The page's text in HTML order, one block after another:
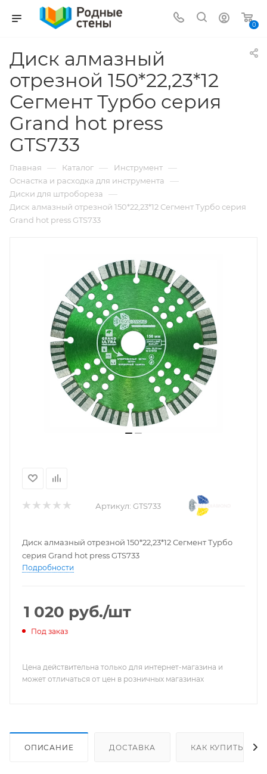
0
Диск алмазный
отрезной 150*22,23*12
Сегмент Турбо серия
Grand hot press
GTS733
Главная — Каталог — Инструмент —
Оснастка и расходка для инструмента —
Диски для штробореза —
Диск алмазный отрезной 150*22,23*12 Сегмент Турбо серия
Grand hot press GTS733
Артикул: GTS733
Диск алмазный отрезной 150*22,23*12 Сегмент Турбо
серия Grand hot press GTS733
Подробности
1 020 руб./шт
Под заказ
Цена действительна только для интернет-магазина и
может отличаться от цен в розничных магазинах
ОПИСАНИЕ ДОСТАВКА КАК КУПИТЬ